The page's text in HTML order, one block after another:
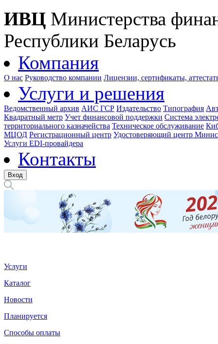
ИВЦ Министерства
Республики Беларусь
Компания
О нас Руководство компании Лицензии, сертификаты,
Услуги и решения
Ведомственный архив АИС ГСР Издательство Типография
Квадратный метр Учет финансовой поддержки Система
территориального казначейства Техническое обслуживание
МЦОД Регистрационный центр Удостоверяющий центр
Услуги EDI-провайдера
Контакты
Вход
Услуги
Каталог
Новости
Планируется
Способы оплаты